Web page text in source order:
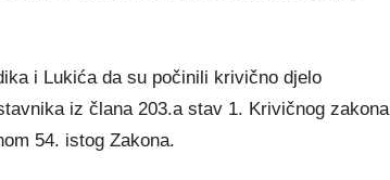
i Lukića da su počinili krivično djelo
iz člana 203.a stav 1. Krivičnog zakona
54. istog Zakona.